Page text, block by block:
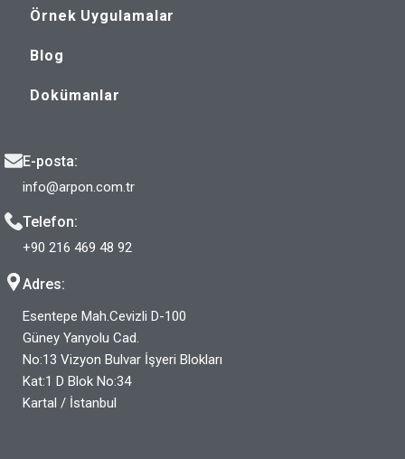
Örnek Uygulamalar
Blog
Dokümanlar
E-posta:
info@arpon.com.tr
Telefon:
+90 216 469 48 92
Adres:
Esentepe Mah.Cevizli D-100
Güney Yanyolu Cad.
No:13 Vizyon Bulvar İşyeri Blokları
Kat:1 D Blok No:34
Kartal / İstanbul